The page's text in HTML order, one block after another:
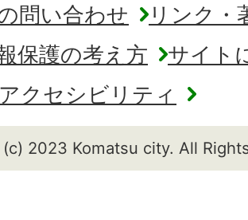
問い合わせ
リンク・
保護の考え方
サイト
クセシビリティ
2023 Komatsu city. All